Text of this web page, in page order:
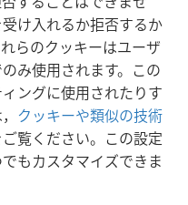
け入れるか拒否するか
らのクッキーはユーザ
み使用されます。この
ングに使用されたりす
クッキーや類似の技術
覧ください。この設定
もカスタマイズできま
する 設定
Tract Society of Pennsylvania
プライバシー設定
JW.ORG